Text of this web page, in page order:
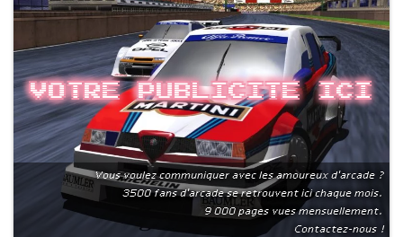
Votre publicite ici
Vous voulez communiquer avec les amoureux d'arcade ?
3500 fans d'arcade se retrouvent ici chaque mois.
9 000 pages vues mensuellement.
Contactez-nous !